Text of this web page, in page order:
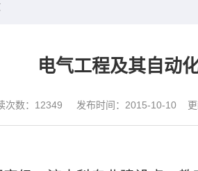
电气工程及其自动
次数： 12349 发布时间：2015-10-10 更